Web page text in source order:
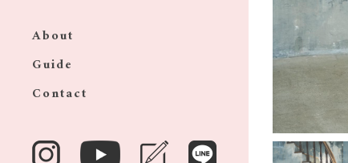
About
Guide
Contact